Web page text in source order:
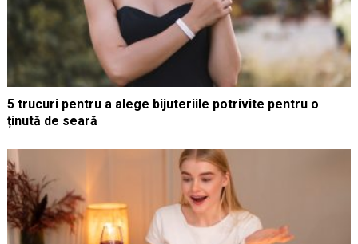
5 trucuri pentru a alege bijuteriile potrivite pentru o
ținută de seară